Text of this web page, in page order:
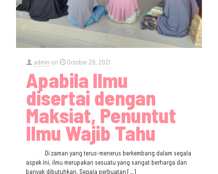
admin on October 29, 2021
Apabila Ilmu
disertai dengan
Maksiat, Penuntut
Ilmu Wajib Tahu
Di zaman yang terus-menerus berkembang dalam segala
aspek ini, ilmu merupakan sesuatu yang sangat berharga dan
banyak dibutuhkan. Segala perbuatan […]